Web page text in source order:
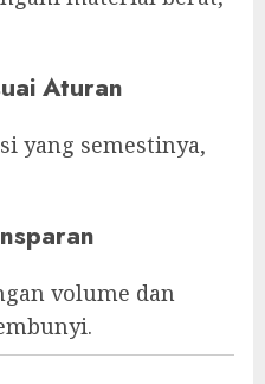
Aturan
yang semestinya,
volume dan